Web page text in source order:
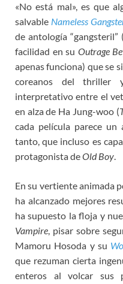
«No está mal», es que
salvable Nameless
de antología
facilidad en su Outrage
apenas funciona) que se
coreanos del thriller
interpretativo entre el
en alza de Ha Jung-woo (
cada película parece
tanto, que incluso es
protagonista deOld Boy.
En su vertiente animada
ha alcanzado mejores
ha supuesto la floja y
Vampire, pisar sobre
Mamoru Hosoda y su
que rezuman cierta
enteros al volcar sus